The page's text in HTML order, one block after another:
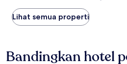
yang
ditemukan
dalam
terakhir
berdasarkan
Lihat semua properti
Bandingkan hotel